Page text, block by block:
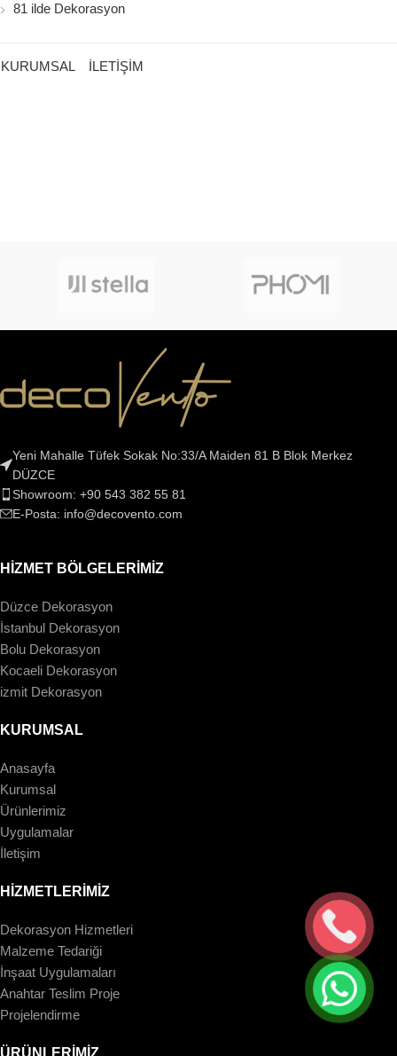
81 ilde Dekorasyon
KURUMSAL İLETİŞİM
Yeni Mahalle Tüfek Sokak No:33/A Maiden 81 B Blok Merkez
DÜZCE
Showroom: +90 543 382 55 81
E-Posta: info@decovento.com
HİZMET BÖLGELERİMİZ
Düzce Dekorasyon
İstanbul Dekorasyon
Bolu Dekorasyon
Kocaeli Dekorasyon
izmit Dekorasyon
KURUMSAL
Anasayfa
Kurumsal
Ürünlerimiz
Uygulamalar
İletişim
HİZMETLERİMİZ
Dekorasyon Hizmetleri
Malzeme Tedariği
İnşaat Uygulamaları
Anahtar Teslim Proje
Projelendirme
ÜRÜNLERİMİZ